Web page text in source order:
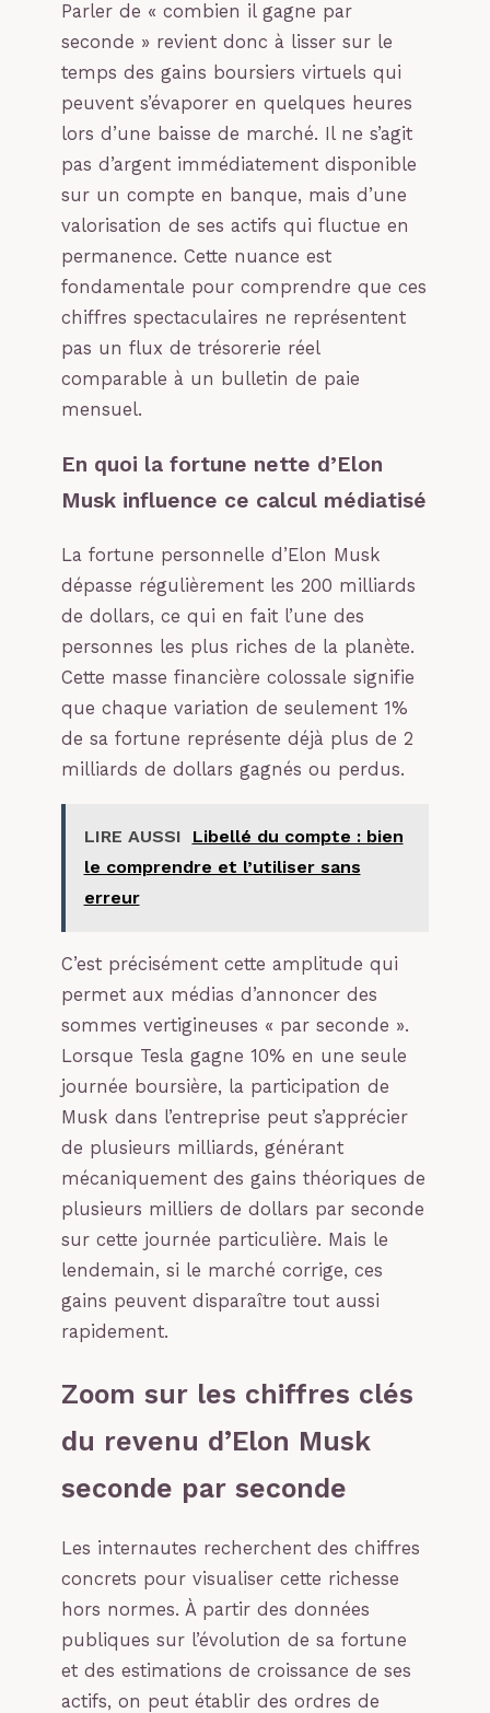
Parler de « combien il gagne par
seconde » revient donc à lisser sur le
temps des gains boursiers virtuels qui
peuvent s’évaporer en quelques heures
lors d’une baisse de marché. Il ne s’agit
pas d’argent immédiatement disponible
sur un compte en banque, mais d’une
valorisation de ses actifs qui fluctue en
permanence. Cette nuance est
fondamentale pour comprendre que ces
chiffres spectaculaires ne représentent
pas un flux de trésorerie réel
comparable à un bulletin de paie
mensuel.
En quoi la fortune nette d’Elon
Musk influence ce calcul médiatisé
La fortune personnelle d’Elon Musk
dépasse régulièrement les 200 milliards
de dollars, ce qui en fait l’une des
personnes les plus riches de la planète.
Cette masse financière colossale signifie
que chaque variation de seulement 1%
de sa fortune représente déjà plus de 2
milliards de dollars gagnés ou perdus.
LIRE AUSSI
Libellé du compte : bien
le comprendre et l’utiliser sans
erreur
C’est précisément cette amplitude qui
permet aux médias d’annoncer des
sommes vertigineuses « par seconde ».
Lorsque Tesla gagne 10% en une seule
journée boursière, la participation de
Musk dans l’entreprise peut s’apprécier
de plusieurs milliards, générant
mécaniquement des gains théoriques de
plusieurs milliers de dollars par seconde
sur cette journée particulière. Mais le
lendemain, si le marché corrige, ces
gains peuvent disparaître tout aussi
rapidement.
Zoom sur les chiffres clés
du revenu d’Elon Musk
seconde par seconde
Les internautes recherchent des chiffres
concrets pour visualiser cette richesse
hors normes. À partir des données
publiques sur l’évolution de sa fortune
et des estimations de croissance de ses
actifs, on peut établir des ordres de